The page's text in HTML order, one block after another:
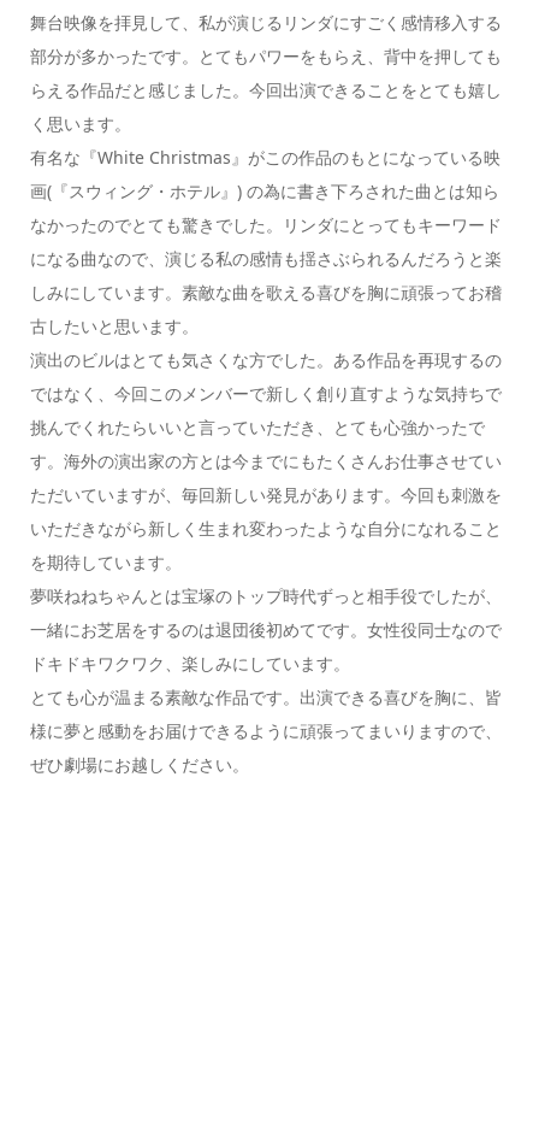
舞台映像を拝見して、私が演じるリンダにすごく感情移入する
部分が多かったです。とてもパワーをもらえ、背中を押しても
らえる作品だと感じました。今回出演できることをとても嬉し
く思います。
有名な『White Christmas』がこの作品のもとになっている映
画(『スウィング・ホテル』) の為に書き下ろされた曲とは知ら
なかったのでとても驚きでした。リンダにとってもキーワード
になる曲なので、演じる私の感情も揺さぶられるんだろうと楽
しみにしています。素敵な曲を歌える喜びを胸に頑張ってお稽
古したいと思います。
演出のビルはとても気さくな方でした。ある作品を再現するの
ではなく、今回このメンバーで新しく創り直すような気持ちで
挑んでくれたらいいと言っていただき、とても心強かったで
す。海外の演出家の方とは今までにもたくさんお仕事させてい
ただいていますが、毎回新しい発見があります。今回も刺激を
いただきながら新しく生まれ変わったような自分になれること
を期待しています。
夢咲ねねちゃんとは宝塚のトップ時代ずっと相手役でしたが、
一緒にお芝居をするのは退団後初めてです。女性役同士なので
ドキドキワクワク、楽しみにしています。
とても心が温まる素敵な作品です。出演できる喜びを胸に、皆
様に夢と感動をお届けできるように頑張ってまいりますので、
ぜひ劇場にお越しください。